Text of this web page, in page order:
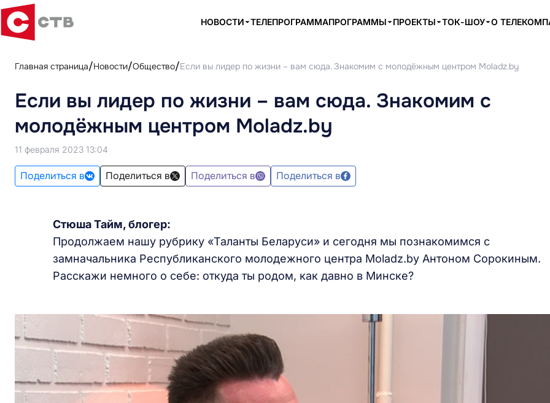
НОВОСТИ ТЕЛЕПРОГРАММАПРОГРАММЫ ПРОЕКТЫ ТОК-ШОУ О
Главная страница Новости Общество Если вы лидер по жизни – вам сюда. Знакомим с молодёжным центром Moladz.by
Если вы лидер по жизни – вам сюда. Знакомим с
молодёжным центром Moladz.by
11 февраля 2023 13:04
Поделиться в Поделиться в Поделиться в Поделиться в
Стюша Тайм, блогер:
Продолжаем нашу рубрику «Таланты Беларуси» и сегодня мы познакомимся с
замначальника Республиканского молодежного центра Moladz.by Антоном Сорокиным.
Расскажи немного о себе: откуда ты родом, как давно в Минске?